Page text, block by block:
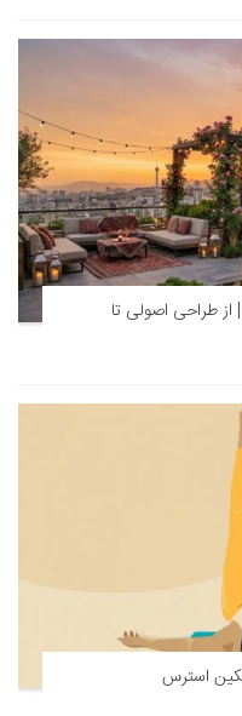
| از طراحی اصولی تا